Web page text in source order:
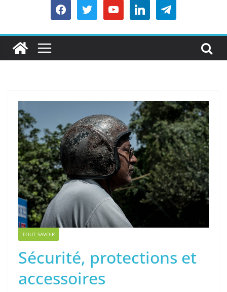
facebook twitter youtube linkedin telegram
TOUT SAVOIR
Sécurité, protections et
accessoires